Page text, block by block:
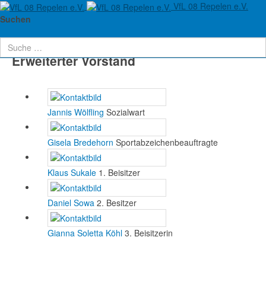
VfL 08 Repelen e.V.
Suchen
Aktuelle Seite:
Erweiterter Vorstand
Jannis Wölfling Sozialwart
Gisela Bredehorn Sportabzeichenbeauftragte
Klaus Sukale 1. Beisitzer
Daniel Sowa 2. Besitzer
Gianna Soletta Köhl 3. Beisitzerin